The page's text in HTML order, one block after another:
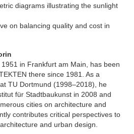
diagrams illustrating the sunlight
on balancing quality and cost in
in Frankfurt am Main, has been
there since 1981. As a
TU Dortmund (1998–2018), he
für Stadtbaukunst in 2008 and
cities on architecture and
contributes critical perspectives to
and urban design.